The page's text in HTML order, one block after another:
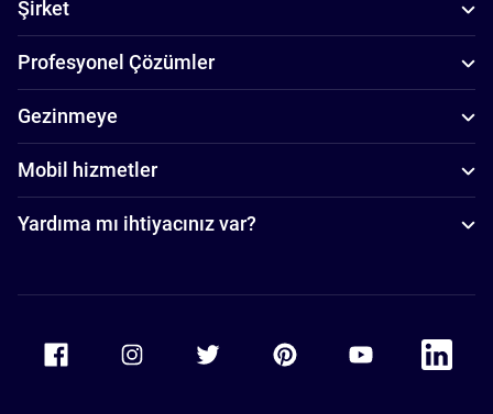
Şirket
Profesyonel Çözümler
Gezinmeye
Mobil hizmetler
Yardıma mı ihtiyacınız var?
Accor Facebook Accor TwitterAccor PinterestAccor Youtube
Accor